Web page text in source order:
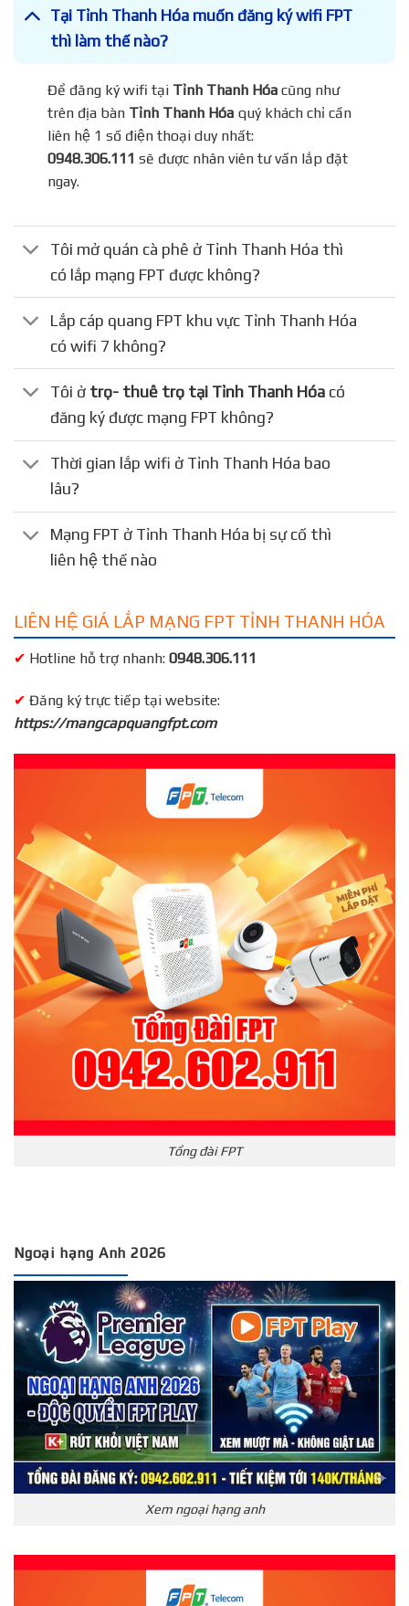
Tại Tỉnh Thanh Hóa muốn đăng ký wifi FPT
thì làm thế nào?
Để đăng ký wifi tạiTỉnh Thanh Hóacũng như
trên địa bànTỉnh Thanh Hóaquý khách chỉ cần
liên hệ 1 số điện thoại duy nhất:
0948.306.111 sẽ được nhân viên tư vấn lắp đặt
ngay.
Tôi mở quán cà phê ở Tỉnh Thanh Hóa thì
có lắp mạng FPT được không?
Lắp cáp quang FPT khu vực Tỉnh Thanh Hóa
có wifi 7 không?
Tôi ở trọ- thuê trọ tại Tỉnh Thanh Hóa có
đăng ký được mạng FPT không?
Thời gian lắp wifi ở Tỉnh Thanh Hóa bao
lâu?
Mạng FPT ở Tỉnh Thanh Hóa bị sự cố thì
liên hệ thế nào
LIÊN HỆ GIÁ LẮP MẠNG FPT TỈNH THANH HÓA
✔ Hotline hỗ trợ nhanh: 0948.306.111
✔ Đăng ký trực tiếp tại website:
https://mangcapquangfpt.com
Tổng đài FPT
Ngoại hạng Anh 2026
Xem ngoại hạng anh